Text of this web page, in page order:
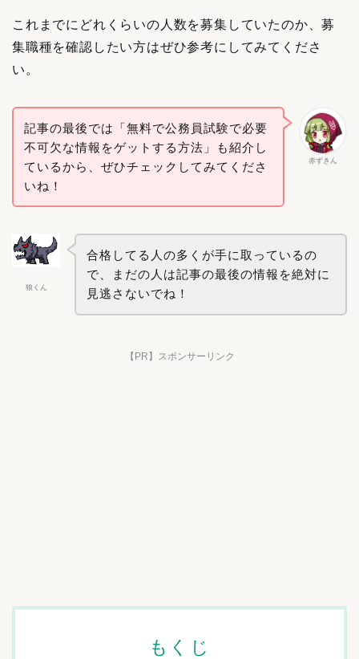
これまでにどれくらいの人数を募集していたのか、募
集職種を確認したい方はぜひ参考にしてみてくださ
い。
赤ずきん
記事の最後では「無料で公務員試験で必要
不可欠な情報をゲットする方法」も紹介し
ているから、ぜひチェックしてみてくださ
いね！
狼くん
合格してる人の多くが手に取っているの
で、まだの人は記事の最後の情報を絶対に
見逃さないでね！
【PR】スポンサーリンク
もくじ